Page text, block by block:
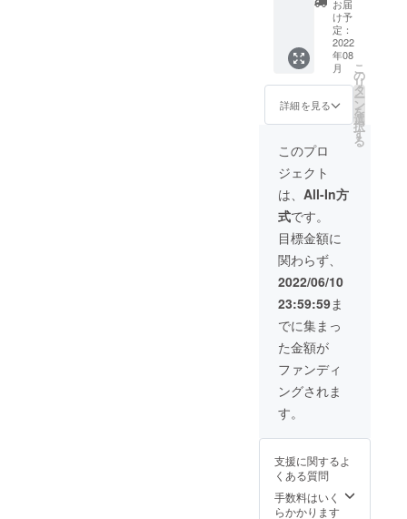
SPECIA
ニュー
です。
※施術時
間は各
回30分
わる場
合もご
ざいま
す。 ※
有効期
限は、
最初の
来店か
ら1年間
有効で
す。
ご利用
いただ
けま
す。 ※
支援者
の方は
お客様
ではな
く、創
業を助
けてい
ただく
パート
ナー様
です。
キャ
ンプ
ファイ
ヤーだ
けの
SPECIA
Lメ
ニュー
です。
※施術時
間は各
60分程
る場合
いま
す。 ※
有効期
限は、
部分
鼻下・
口下・
あご・
おで
こ・ほ
ほ・首
腕部
分 手
甲指、
肘上、
肘下、
両脇 足
部分
足甲
指、膝
上、膝
下、膝
胸部
分 乳
輪を含
む胸部
全体、
腹部全
体 背部
分 背
中、
部分 V
ン、Oラ
イン、I
ライ
ン、睾
お届
け予
定：
2022
年08
月
詳細を見る
こ
の
リ
タ
ー
ン
を
選
択
す
る
このプロ
ジェクト
は、 All-In方
式です。
目標金額に
関わらず、
2022/06/10
23:59:59ま
でに集まっ
た金額が
ファンディ
ングされま
す。
支援に関するよ
くある質問
手数料はいく
らかかります